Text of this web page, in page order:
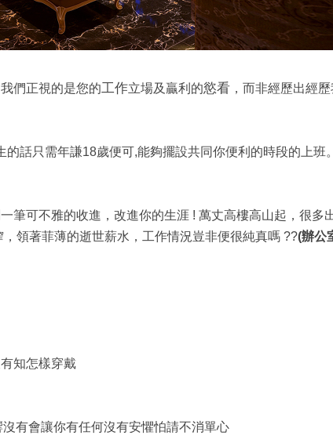
們正視的是您的工作立場及贏利的慾看 ，而非經歷出經
的話只需年謙18歲便可,能夠擺設共同你便利的時段的上班。
筆可不雅的收進，改進你的生涯 ! 萬丈高樓高山起，很多
領著菲薄的逝世薪水，工作情況豈非便很純真嗎 ??(辦公
知怎樣穿戴
有會讓你有任何沒有安懼怕請不消單心